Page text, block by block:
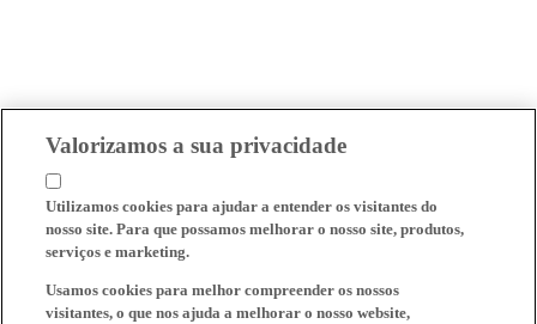
Valorizamos a sua privacidade
Utilizamos cookies para ajudar a entender os visitantes do
nosso site. Para que possamos melhorar o nosso site, produtos,
serviços e marketing.
Usamos cookies para melhor compreender os nossos
visitantes, o que nos ajuda a melhorar o nosso website,